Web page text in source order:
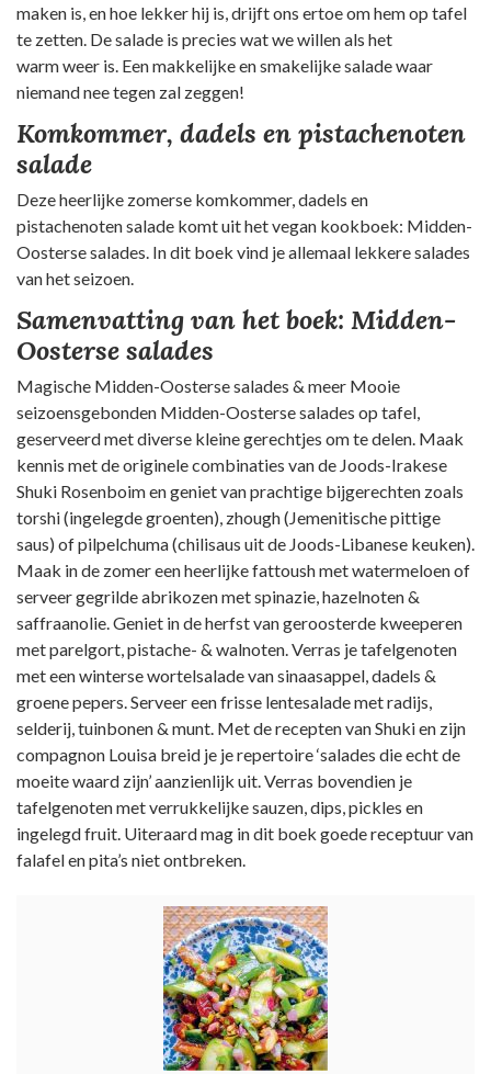
maken is, en hoe lekker hij is, drijft ons ertoe om hem op tafel
te zetten. De salade is precies wat we willen als het
warm weer is. Een makkelijke en smakelijke salade waar
niemand nee tegen zal zeggen!
Komkommer, dadels en pistachenoten
salade
Deze heerlijke zomerse komkommer, dadels en
pistachenoten salade komt uit het vegan kookboek: Midden-
Oosterse salades. In dit boek vind je allemaal lekkere salades
van het seizoen.
Samenvatting van het boek: Midden-
Oosterse salades
Magische Midden-Oosterse salades & meer Mooie
seizoensgebonden Midden-Oosterse salades op tafel,
geserveerd met diverse kleine gerechtjes om te delen. Maak
kennis met de originele combinaties van de Joods-Irakese
Shuki Rosenboim en geniet van prachtige bijgerechten zoals
torshi (ingelegde groenten), zhough (Jemenitische pittige
saus) of pilpelchuma (chilisaus uit de Joods-Libanese keuken).
Maak in de zomer een heerlijke fattoush met watermeloen of
serveer gegrilde abrikozen met spinazie, hazelnoten &
saffraanolie. Geniet in de herfst van geroosterde kweeperen
met parelgort, pistache- & walnoten. Verras je tafelgenoten
met een winterse wortelsalade van sinaasappel, dadels &
groene pepers. Serveer een frisse lentesalade met radijs,
selderij, tuinbonen & munt. Met de recepten van Shuki en zijn
compagnon Louisa breid je je repertoire ‘salades die echt de
moeite waard zijn’ aanzienlijk uit. Verras bovendien je
tafelgenoten met verrukkelijke sauzen, dips, pickles en
ingelegd fruit. Uiteraard mag in dit boek goede receptuur van
falafel en pita’s niet ontbreken.